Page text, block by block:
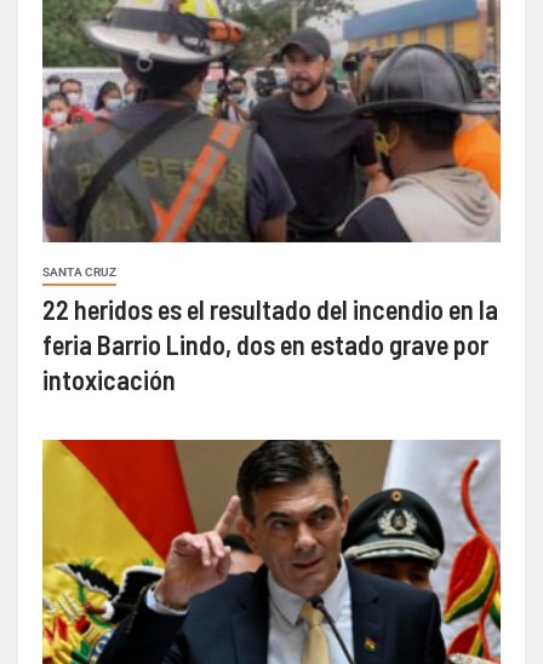
SANTA CRUZ
22 heridos es el resultado del incendio en la
feria Barrio Lindo, dos en estado grave por
intoxicación